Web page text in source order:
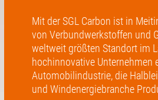
Mit der SGL Carbon ist in
von Verbundwerkstoffen und
weltweit größten Standort im
hochinnovative Unternehmen
Automobilindustrie, die
und Windenergiebranche